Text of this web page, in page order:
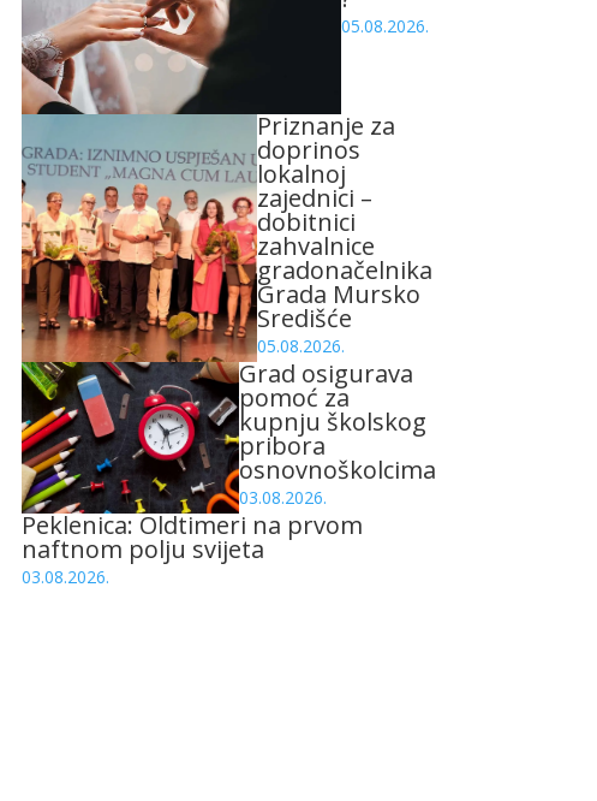
05.08.2026.
Priznanje za
doprinos
lokalnoj
zajednici –
dobitnici
zahvalnice
gradonačelnika
Grada Mursko
Središće
05.08.2026.
Grad osigurava
pomoć za
kupnju školskog
pribora
osnovnoškolcima
03.08.2026.
Peklenica: Oldtimeri na prvom
naftnom polju svijeta
03.08.2026.